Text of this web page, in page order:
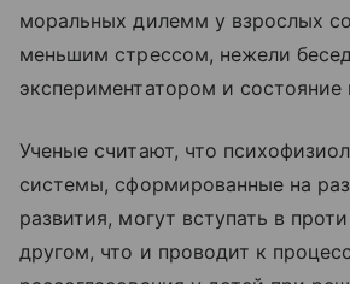
моральных дилемм у взрослых
меньшим стрессом, нежели
экспериментатором и состояние
Ученые считают, что
системы, сформированные на
развития, могут вступать в
другом, что и проводит к